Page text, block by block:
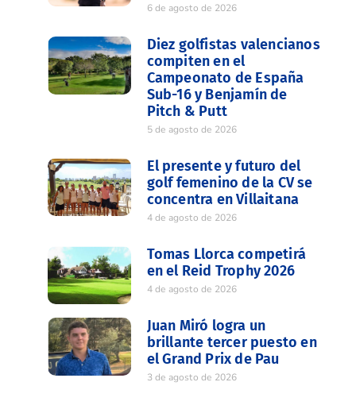
6 de agosto de 2026
Diez golfistas valencianos
compiten en el
Campeonato de España
Sub-16 y Benjamín de
Pitch & Putt
5 de agosto de 2026
El presente y futuro del
golf femenino de la CV se
concentra en Villaitana
4 de agosto de 2026
Tomas Llorca competirá
en el Reid Trophy 2026
4 de agosto de 2026
Juan Miró logra un
brillante tercer puesto en
el Grand Prix de Pau
3 de agosto de 2026